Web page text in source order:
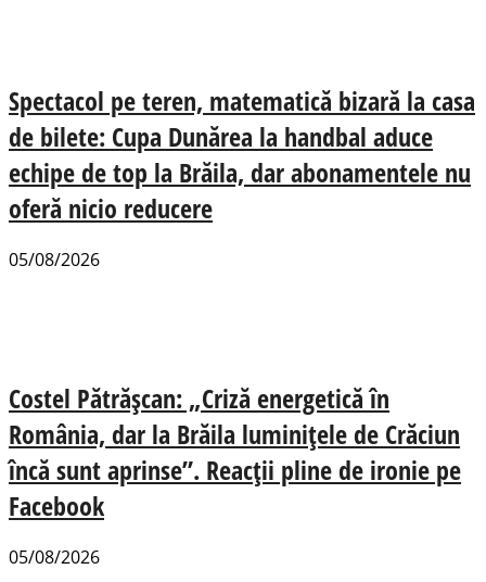
Spectacol pe teren, matematică bizară la casa
de bilete: Cupa Dunărea la handbal aduce
echipe de top la Brăila, dar abonamentele nu
oferă nicio reducere
05/08/2026
Costel Pătrășcan: „Criză energetică în
România, dar la Brăila luminițele de Crăciun
încă sunt aprinse”. Reacții pline de ironie pe
Facebook
05/08/2026